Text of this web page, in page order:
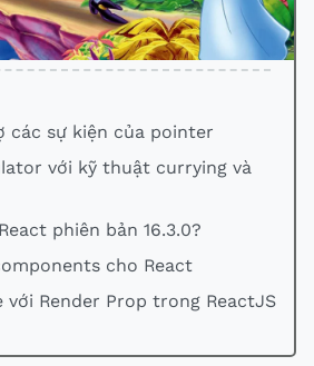
các sự kiện của pointer
với kỹ thuật currying và
phiên bản 16.3.0?
cho React
với Render Prop trong ReactJS